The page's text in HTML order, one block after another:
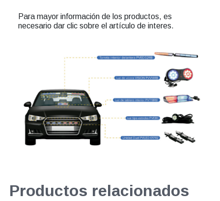
Para mayor información de los productos, es
necesario dar clic sobre el artículo de interes.
Productos relacionados